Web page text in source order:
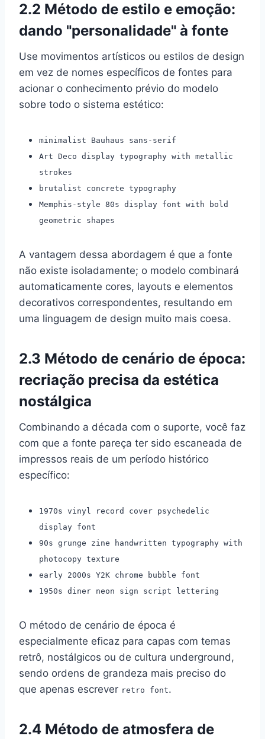
2.2 Método de estilo e emoção:
dando "personalidade" à fonte
Use movimentos artísticos ou estilos de design
em vez de nomes específicos de fontes para
acionar o conhecimento prévio do modelo
sobre todo o sistema estético:
minimalist Bauhaus sans-serif
Art Deco display typography with metallic
strokes
brutalist concrete typography
Memphis-style 80s display font with bold
geometric shapes
A vantagem dessa abordagem é que a fonte
não existe isoladamente; o modelo combinará
automaticamente cores, layouts e elementos
decorativos correspondentes, resultando em
uma linguagem de design muito mais coesa.
2.3 Método de cenário de época:
recriação precisa da estética
nostálgica
Combinando a década com o suporte, você faz
com que a fonte pareça ter sido escaneada de
impressos reais de um período histórico
específico:
1970s vinyl record cover psychedelic
display font
90s grunge zine handwritten typography with
photocopy texture
early 2000s Y2K chrome bubble font
1950s diner neon sign script lettering
O método de cenário de época é
especialmente eficaz para capas com temas
retrô, nostálgicos ou de cultura underground,
sendo ordens de grandeza mais preciso do
que apenas escrever retro font.
2.4 Método de atmosfera de